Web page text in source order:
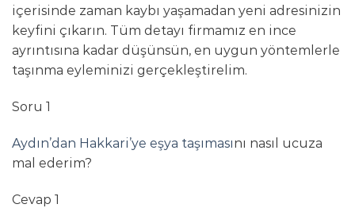
içerisinde zaman kaybı yaşamadan yeni adresinizin
keyfini çıkarın. Tüm detayı firmamız en ince
ayrıntısına kadar düşünsün, en uygun yöntemlerle
taşınma eyleminizi gerçekleştirelim.
Soru 1
Aydın’dan Hakkari’ye eşya taşımasını nasıl ucuza
mal ederim?
Cevap 1